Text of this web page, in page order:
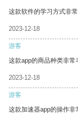
这款软件的学习方式非
2023-12-18
游客
这款app的商品种类非常
2023-12-18
游客
这款加速器app的操作非